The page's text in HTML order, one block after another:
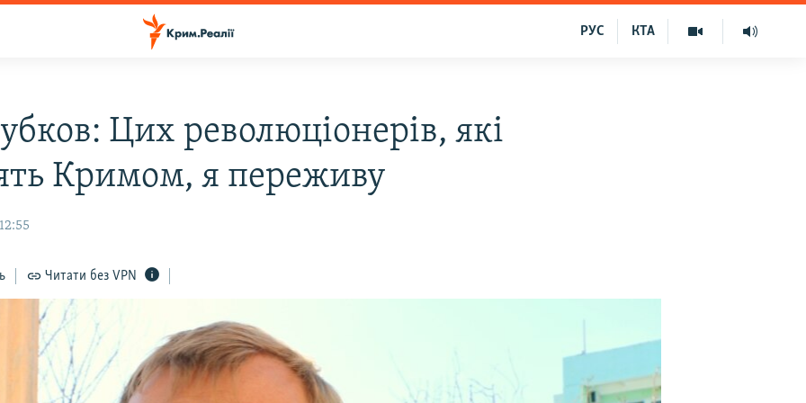
КТА
РУС
Цих революціонерів, які
Кримом, я переживу
Читати без VPN